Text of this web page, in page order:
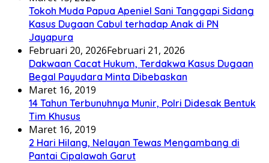
Tokoh Muda Papua Apeniel Sani Tanggapi Sidang
Kasus Dugaan Cabul terhadap Anak di PN
Jayapura
Februari 20, 2026Februari 21, 2026
Dakwaan Cacat Hukum, Terdakwa Kasus Dugaan
Begal Payudara Minta Dibebaskan
Maret 16, 2019
14 Tahun Terbunuhnya Munir, Polri Didesak Bentuk
Tim Khusus
Maret 16, 2019
2 Hari Hilang, Nelayan Tewas Mengambang di
Pantai Cipalawah Garut